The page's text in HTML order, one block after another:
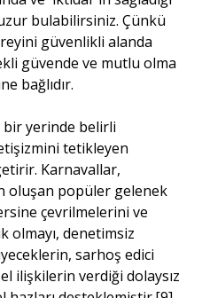
bulabilirsiniz. Çünkü
güvenlikli alanda
güvende ve mutlu olma
bağlıdır.
bir yerinde belirli
tetikleyen
Karnavallar,
oluşan popüler gelenek
çevrilmelerini ve
olmayı, denetimsiz
sarhoş edici
ilişkilerin verdiği dolaysız